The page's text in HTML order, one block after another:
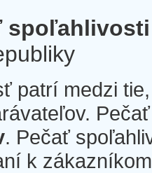
spoľahlivosti
patrí medzi
. Pečať
k